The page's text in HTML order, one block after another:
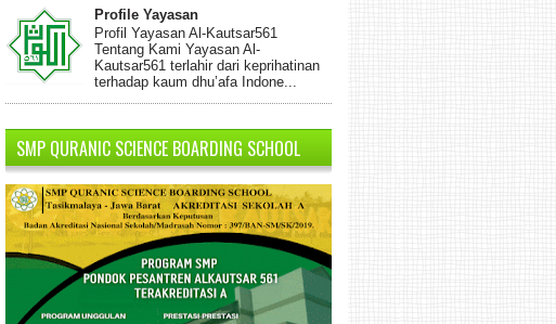
Profile Yayasan
Profil Yayasan Al-Kautsar561
Tentang Kami Yayasan Al-
Kautsar561 terlahir dari keprihatinan
terhadap kaum dhu’afa Indone...
SMP QURANIC SCIENCE BOARDING SCHOOL